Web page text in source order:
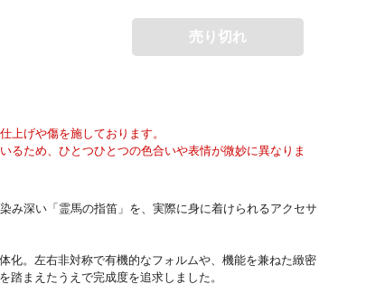
売り切れ
上げや傷を施しております。
るため、ひとつひとつの色合いや表情が微妙に異なりま
み深い「霊馬の指笛」を、実際に身に着けられるアクセサ
化。左右非対称で有機的なフォルムや、機能を兼ねた緻密
まえたうえで完成度を追求しました。